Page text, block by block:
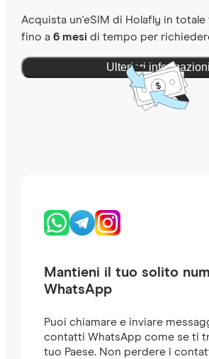
Acquista un'eSIM di Holafly in totale
fino a 6 mesi di tempo per
Ulteriori informazioni
Mantieni il tuo solito
WhatsApp
Puoi chiamare e inviare
contatti WhatsApp come se ti
tuo Paese. Non perdere i